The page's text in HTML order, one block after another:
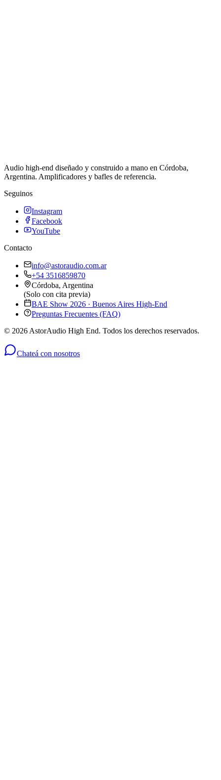
Audio high-end diseñado y construido a mano en Córdoba,
Argentina. Amplificadores y bafles de referencia.
Seguinos
Instagram
Facebook
YouTube
Contacto
info@astoraudio.com.ar
+54 3516859870
Córdoba, Argentina
(Solo con cita previa)
BAE Show 2026 · Buenos Aires High-End
Preguntas Frecuentes (FAQ)
© 2026 AstorAudio High End. Todos los derechos reservados.
Chateá con nosotros